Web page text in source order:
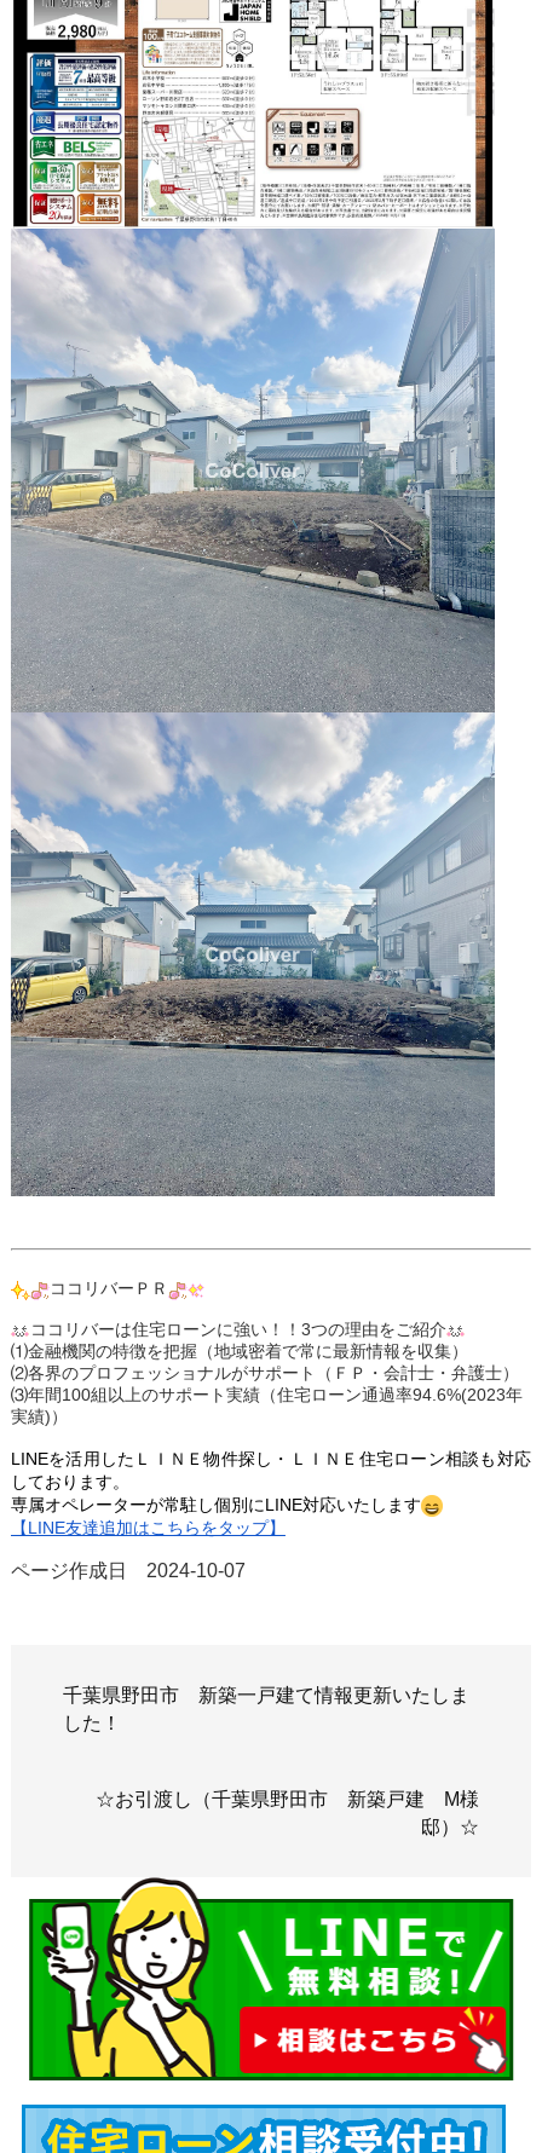
ココリバーＰＲ
ココリバーは住宅ローンに強い！！3つの理由をご紹介
⑴金融機関の特徴を把握（地域密着で常に最新情報を収集）
⑵各界のプロフェッショナルがサポート（ＦＰ・会計士・弁護士）
⑶年間100組以上のサポート実績（住宅ローン通過率94.6%(2023年
実績)）
LINEを活用したＬＩＮＥ物件探し・ＬＩＮＥ 住宅ローン相談も対応
しております。
専属オペレーターが常駐し個別にLINE対応いたします
【LINE友達追加はこちらをタップ】
ページ作成日 2024-10-07
千葉県野田市 新築一戸建て情報更新いたしま
した！
☆お引渡し（千葉県野田市 新築戸建 M様
邸）☆